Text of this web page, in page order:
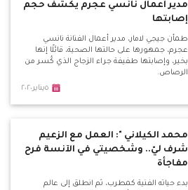
مدير أعمال نانسي عجرم يكشف حجم
إصابتها
طمأن جيجي لامار، مدير أعمال الفنانة نانسي
عجرم، جمهورها على حالتها الصحية، قائلًا إنها
بخير، وإصابتها طفيفة جراء الزجاج الذي كُسر من
الرصاص.
٥يناير٢٠٢٠
محمد الكيلاني ": العمل مع الزعيم
شرف ليّ.. وشخصيتي في الآنسة فرح
مفاجأة
بدء حياته الفنية كمطرب، ثم انطلق إلى عالم